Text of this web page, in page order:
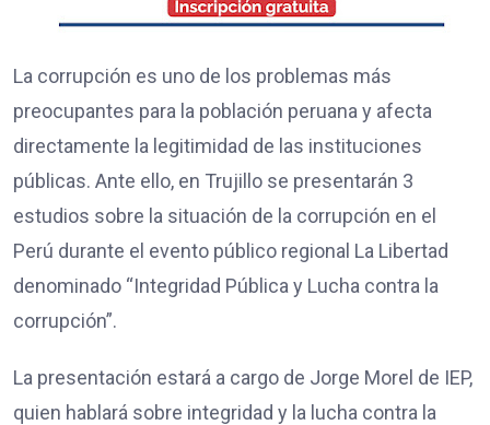
La corrupción es uno de los problemas más
preocupantes para la población peruana y afecta
directamente la legitimidad de las instituciones
públicas. Ante ello, en Trujillo se presentarán 3
estudios sobre la situación de la corrupción en el
Perú durante el evento público regional La Libertad
denominado “Integridad Pública y Lucha contra la
corrupción”.
La presentación estará a cargo de Jorge Morel de IEP,
quien hablará sobre integridad y la lucha contra la